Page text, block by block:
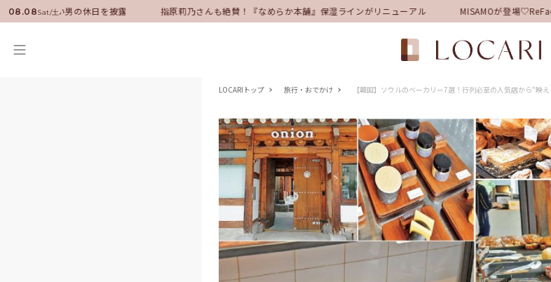
08.08Sat/土
就任！いい男の休日を披露 指原莉乃さんも絶賛！『なめらか本舗』保湿ラインがリニューアル MISAMOが登場♡ReFa
LOCARIトップ 旅行・おでかけ 【韓国】ソウルのベーカリー7選！行列必至の人気店から“映